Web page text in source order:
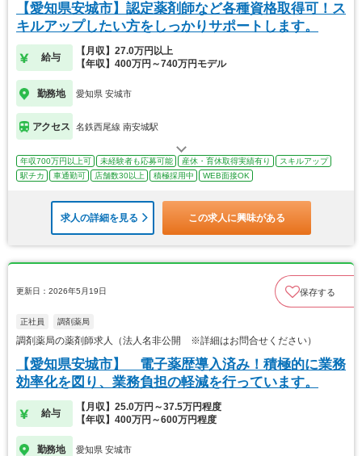
【愛知県安城市】認定薬剤師など各種資格取得可！ス
キルアップしたい方をしっかりサポートします。
給与
【月収】27.0万円以上
【年収】400万円～740万円モデル
勤務地 愛知県 安城市
アクセス 名鉄西尾線 南安城駅
年収700万円以上可 未経験者も応募可能 産休・育休取得実績有り
スキルアップ
駅チカ
車通勤可 店舗数30以上 積極採用中 WEB面接OK
求人の詳細を見る この求人に興味がある
更新日：2026年5月19日 保存する
正社員 調剤薬局
調剤薬局の薬剤師求人（法人名非公開 ※詳細はお問合せください）
【愛知県安城市】 電子薬歴導入済み！積極的に業務
効率化を図り、業務負担の軽減を行っています。
給与
【月収】25.0万円～37.5万円程度
【年収】400万円～600万円程度
勤務地 愛知県 安城市